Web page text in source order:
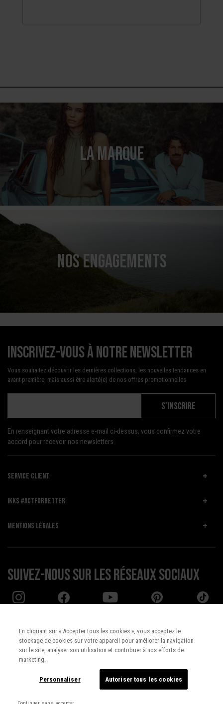
LA MARQUE
NOS ENGAGEMENTS
Inscrivez-vous à notre newsletter
Vous souhaitez découvrir les dernières collections, les nouvelles tendances en
avant-première, mais aussi être alerté(e) de nos offres promotionnelles
S'INSCRIRE
En renseignant votre adresse e-mail ci-dessus, vous confirmez votre
accord pour recevoir nos newsletters.
SERVICE CLIENT
IKKS #ACTFORBETTER
MENTIONS LÉGALES
Suivez-nous sur les réseaux sociaux
Pays : UNITED STATES
Français
En cliquant sur « Accepter tous les cookies », vous acceptez le
stockage de cookies sur votre appareil pour améliorer la navigation
sur le site, analyser son utilisation et contribuer à nos efforts de
marketing.
Personnaliser Autoriser tous les cookies